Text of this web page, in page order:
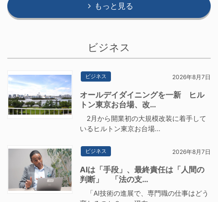
もっと見る
ビジネス
ビジネス 2026年8月7日
オールデイダイニングを一新 ヒル
トン東京お台場、改…
2月から開業初の大規模改装に着手して
いるヒルトン東京お台場…
ビジネス 2026年8月7日
AIは「手段」、最終責任は「人間の
判断」 「法の支…
「AI技術の進展で、専門職の仕事はどう